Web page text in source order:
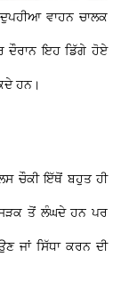
ਵਾਹਨ ਚਾਲਕ
ਦੌਰਾਨ ਇਹ ਡਿੱਗੇ ਹੋਏ
ਹਨ।
ਚੌਕੀ ਇੱਥੋਂ ਬਹੁਤ ਹੀ
ਸੜਕ ਤੋਂ ਲੰਘਦੇ ਹਨ ਪਰ
ਜਾਂ ਸਿੱਧਾ ਕਰਨ ਦੀ